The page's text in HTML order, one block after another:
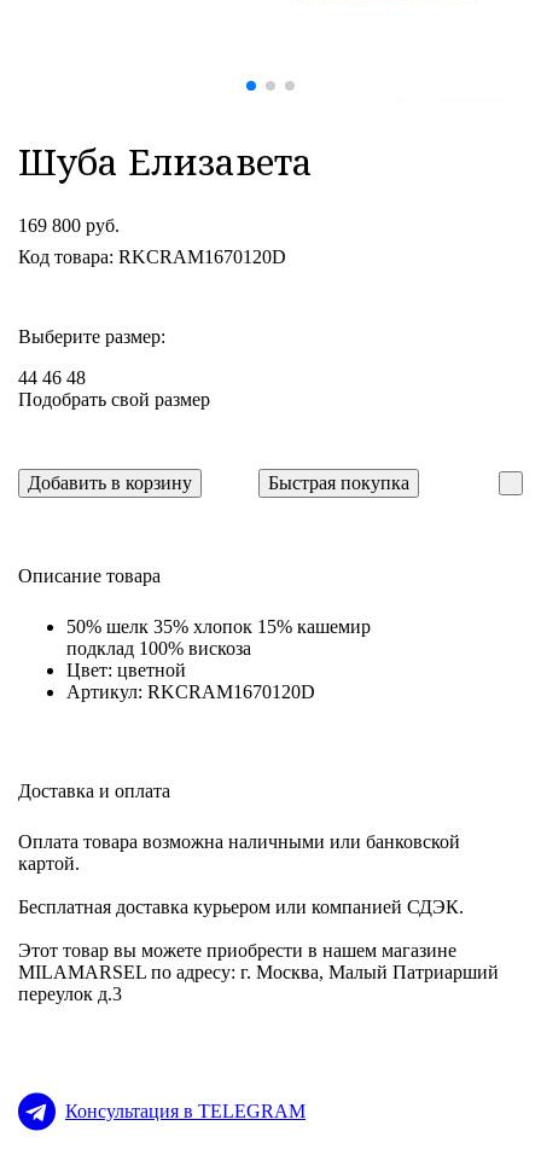
Шуба Елизавета
169 800 руб.
Код товара: RKCRAM1670120D
Выберите размер:
44 46 48
Подобрать свой размер
Добавить в корзину Быстрая покупка
Описание товара
50% шелк 35% хлопок 15% кашемир
подклад 100% вискоза
Цвет: цветной
Артикул: RKCRAM1670120D
Доставка и оплата
Оплата товара возможна наличными или банковской
картой.
Бесплатная доставка курьером или компанией СДЭК.
Этот товар вы можете приобрести в нашем магазине
MILAMARSEL по адресу: г. Москва, Малый Патриарший
переулок д.3
Консультация в TELEGRAM